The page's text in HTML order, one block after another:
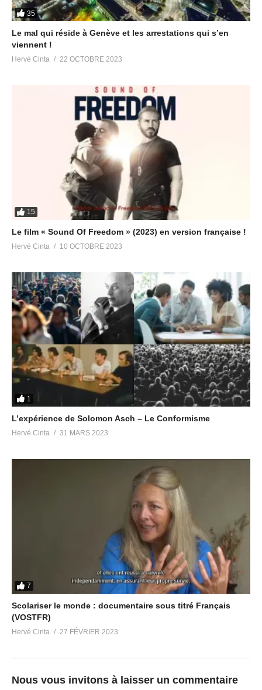
35
Le mal qui réside à Genève et les arrestations qui s’en
viennent !
Hervé Cinta 22 OCTOBRE 2023
15
Le film « Sound Of Freedom » (2023) en version française !
Hervé Cinta 10 OCTOBRE 2023
1
L’expérience de Solomon Asch – Le Conformisme
Hervé Cinta 31 MARS 2023
7
Scolariser le monde : documentaire sous titré Français
(VOSTFR)
Hervé Cinta 27 FÉVRIER 2023
Nous vous invitons à laisser un commentaire